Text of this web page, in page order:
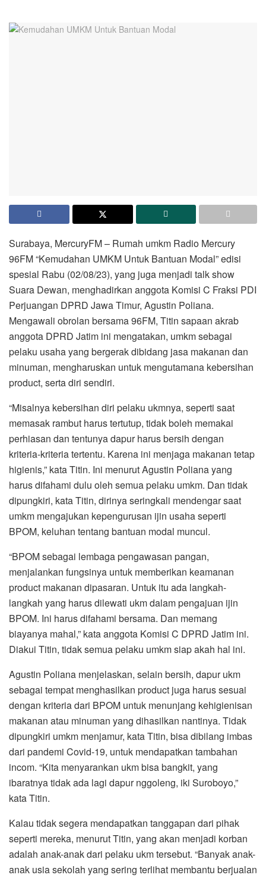
Surabaya, MercuryFM – Rumah umkm Radio Mercury
96FM “Kemudahan UMKM Untuk Bantuan Modal” edisi
spesial Rabu (02/08/23), yang juga menjadi talk show
Suara Dewan, menghadirkan anggota Komisi C Fraksi PDI
Perjuangan DPRD Jawa Timur, Agustin Poliana.
Mengawali obrolan bersama 96FM, Titin sapaan akrab
anggota DPRD Jatim ini mengatakan, umkm sebagai
pelaku usaha yang bergerak dibidang jasa makanan dan
minuman, mengharuskan untuk mengutamana kebersihan
product, serta diri sendiri.
“Misalnya kebersihan diri pelaku ukmnya, seperti saat
memasak rambut harus tertutup, tidak boleh memakai
perhiasan dan tentunya dapur harus bersih dengan
kriteria-kriteria tertentu. Karena ini menjaga makanan tetap
higienis,” kata Titin. Ini menurut Agustin Poliana yang
harus difahami dulu oleh semua pelaku umkm. Dan tidak
dipungkiri, kata Titin, dirinya seringkali mendengar saat
umkm mengajukan kepengurusan ijin usaha seperti
BPOM, keluhan tentang bantuan modal muncul.
“BPOM sebagai lembaga pengawasan pangan,
menjalankan fungsinya untuk memberikan keamanan
product makanan dipasaran. Untuk itu ada langkah-
langkah yang harus dilewati ukm dalam pengajuan ijin
BPOM. Ini harus difahami bersama. Dan memang
biayanya mahal,” kata anggota Komisi C DPRD Jatim ini.
Diakui Titin, tidak semua pelaku umkm siap akah hal ini.
Agustin Poliana menjelaskan, selain bersih, dapur ukm
sebagai tempat menghasilkan product juga harus sesuai
dengan kriteria dari BPOM untuk menunjang kehigienisan
makanan atau minuman yang dihasilkan nantinya. Tidak
dipungkiri umkm menjamur, kata Titin, bisa dibilang imbas
dari pandemi Covid-19, untuk mendapatkan tambahan
incom. “Kita menyarankan ukm bisa bangkit, yang
ibaratnya tidak ada lagi dapur nggoleng, iki Suroboyo,”
kata Titin.
Kalau tidak segera mendapatkan tanggapan dari pihak
seperti mereka, menurut Titin, yang akan menjadi korban
adalah anak-anak dari pelaku ukm tersebut. “Banyak anak-
anak usia sekolah yang sering terlihat membantu berjualan